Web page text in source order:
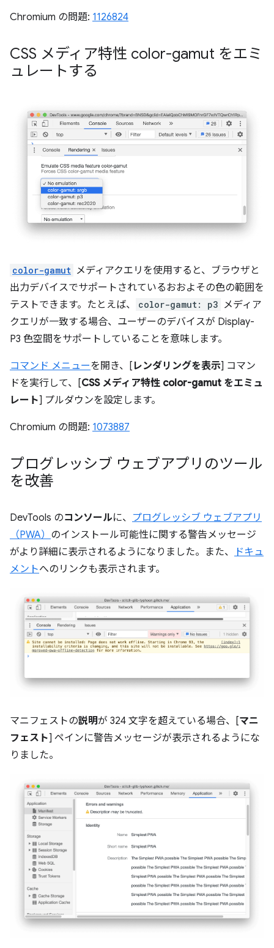
Chromium の問題: 1126824
CSS メディア特性 color-gamut をエミ
ュレートする
color-gamut メディアクエリを使用すると、ブラウザと
出力デバイスでサポートされているおおよその色の範囲を
テストできます。たとえば、
color-gamut: p3 メディア
クエリが一致する場合、ユーザーのデバイスが Display-
P3 色空間をサポートしていることを意味します。
コマンド メニューを開き、[ レンダリングを表示] コマン
ドを実行して、[CSS メディア特性 color-gamut をエミュ
レート] プルダウンを設定します。
Chromium の問題: 1073887
プログレッシブ ウェブアプリのツール
を改善
DevTools のコンソールに、 プログレッシブ ウェブアプリ
（PWA） のインストール可能性に関する警告メッセージ
がより詳細に表示されるようになりました。また、
ドキュ
メントへのリンクも表示されます。
マニフェストの説明が 324 文字を超えている場合、[マニ
フェスト] ペインに警告メッセージが表示されるようにな
りました。